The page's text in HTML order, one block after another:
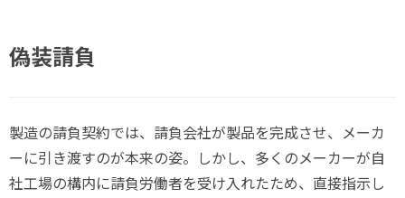
偽装請負
製造の請負契約では、請負会社が製品を完成させ、メーカ
ーに引き渡すのが本来の姿。しかし、多くのメーカーが自
社工場の構内に請負労働者を受け入れたため、直接指示し